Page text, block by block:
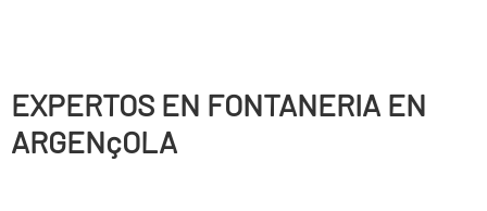
EXPERTOS EN FONTANERIA EN
ARGENçOLA